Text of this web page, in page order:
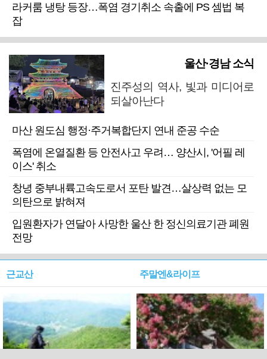
라커룸 냉탕 등장…폭염 경기취소 속출에 PS 셈법 복
잡
울산·경남 소식
진주성의 역사, 빛과 미디어로
되살아난다
마산 원도심 행정·주거복합단지 연내 준공 수순
폭염에 온열질환 등 안전사고 우려… 양산시, '어필 레
이스' 취소
창녕 중부내륙고속도로서 포탄 발견…살상력 없는 모
의탄으로 밝혀져
입원환자가 연달아 사망한 울산 한 정신의료기관 폐원
전망
근교산 주말엔&라이프